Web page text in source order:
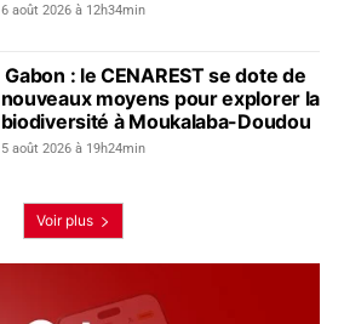
6 août 2026 à 12h34min
Gabon : le CENAREST se dote de
nouveaux moyens pour explorer la
biodiversité à Moukalaba-Doudou
5 août 2026 à 19h24min
Voir plus